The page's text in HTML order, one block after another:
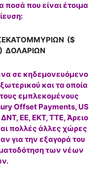
ποσά που είναι έτοιμα
($
ΔΟΛΑΡΙΩΝ
σε κηδεμονευόμενο
και τα οποία
εμπλεκομένους
Offset Payments, US
ΕΕ, ΕΚΤ, ΤΤΕ, Άρειο
πολλές άλλες χώρες
για την εξαγορά του
των νέων